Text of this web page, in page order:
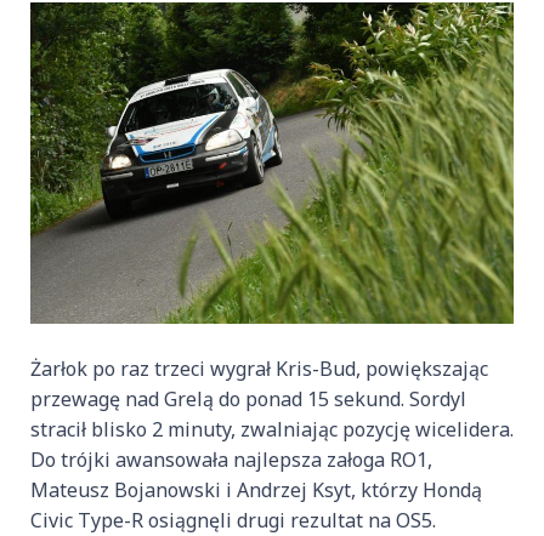
Żarłok po raz trzeci wygrał Kris-Bud, powiększając
przewagę nad Grelą do ponad 15 sekund. Sordyl
stracił blisko 2 minuty, zwalniając pozycję wicelidera.
Do trójki awansowała najlepsza załoga RO1,
Mateusz Bojanowski i Andrzej Ksyt, którzy Hondą
Civic Type-R osiągnęli drugi rezultat na OS5.